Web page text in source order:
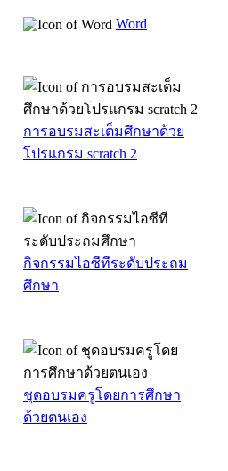
Word
การอบรมสะเต็มศึกษาด้วย
โปรแกรม scratch 2
กิจกรรมไอซีทีระดับประถม
ศึกษา
ชุดอบรมครูโดยการศึกษา
ด้วยตนเอง